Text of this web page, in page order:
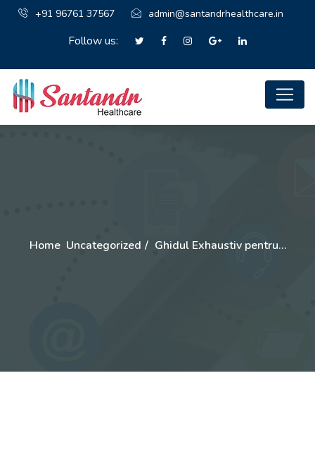
+91 96761 37567 admin@santandrhealthcare.in
Follow us:
Home Uncategorized Ghidul Exhaustiv pentru…